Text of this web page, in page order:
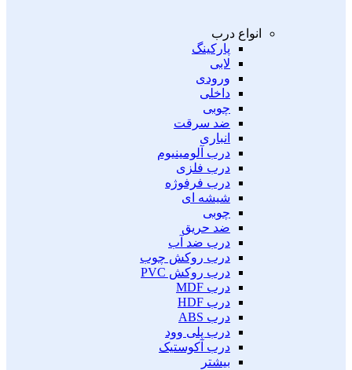
انواع درب
پارکینگ
لابی
ورودی
داخلی
چوبی
ضد سرقت
انباری
درب آلومینیوم
درب فلزی
درب فرفوژه
شیشه ای
چوبی
ضد حریق
درب ضد آب
درب روکش چوب
درب روکش PVC
درب MDF
درب HDF
درب ABS
درب پلی وود
درب آکوستیک
بیشتر